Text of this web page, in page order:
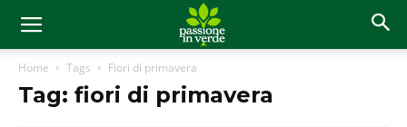
Home Tags Fiori di primavera
Tag: fiori di primavera